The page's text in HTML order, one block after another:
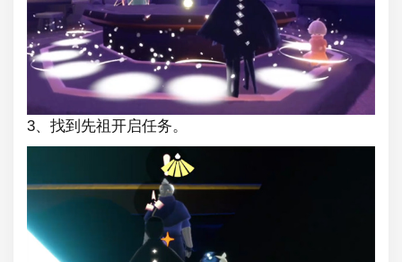
3、找到先祖开启任务。